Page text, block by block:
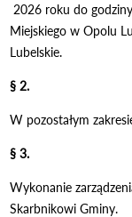
2026 roku do
Miejskiego w Opolu
Lubelskie.
§ 2.
W pozostałym
§ 3.
Wykonanie
Skarbnikowi Gminy.